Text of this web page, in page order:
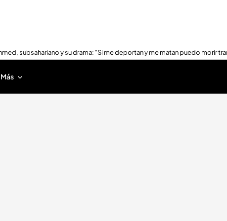
subsahariano y su drama: "Si me deportan y me matan puedo morir
Más